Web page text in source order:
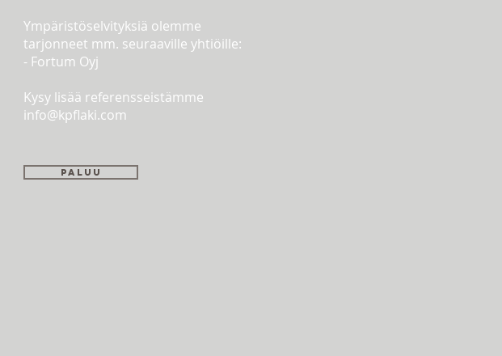
Ympäristöselvityksiä olemme
tarjonneet mm. seuraaville yhtiöille:
- Fortum Oyj
Kysy lisää referensseistämme
info@kpflaki.com
Paluu